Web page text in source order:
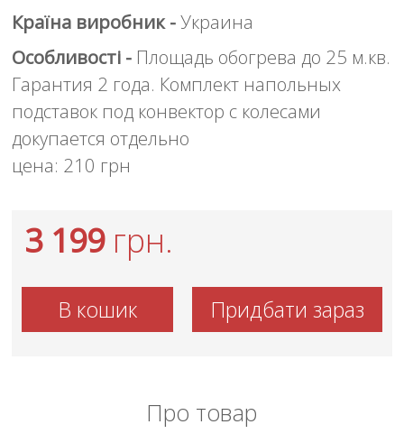
Країна виробник -Украина
Особливості - Площадь обогрева до 25 м.кв.
Гарантия 2 года. Комплект напольных
подставок под конвектор с колесами
докупается отдельно
цена: 210 грн
3 199грн.
В кошик Придбати зараз
Про товар